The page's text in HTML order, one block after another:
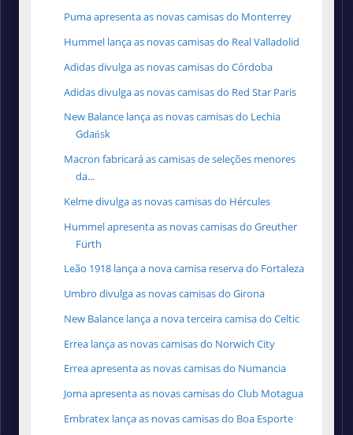
Puma apresenta as novas camisas do Monterrey
Hummel lança as novas camisas do Real Valladolid
Adidas divulga as novas camisas do Córdoba
Adidas divulga as novas camisas do Red Star Paris
New Balance lança as novas camisas do Lechia
Gdańsk
Macron fabricará as camisas de seleções menores
da...
Kelme divulga as novas camisas do Hércules
Hummel apresenta as novas camisas do Greuther
Fürth
Leão 1918 lança a nova camisa reserva do Fortaleza
Umbro divulga as novas camisas do Girona
New Balance lança a nova terceira camisa do Celtic
Errea lança as novas camisas do Norwich City
Errea apresenta as novas camisas do Numancia
Joma apresenta as novas camisas do Club Motagua
Embratex lança as novas camisas do Boa Esporte